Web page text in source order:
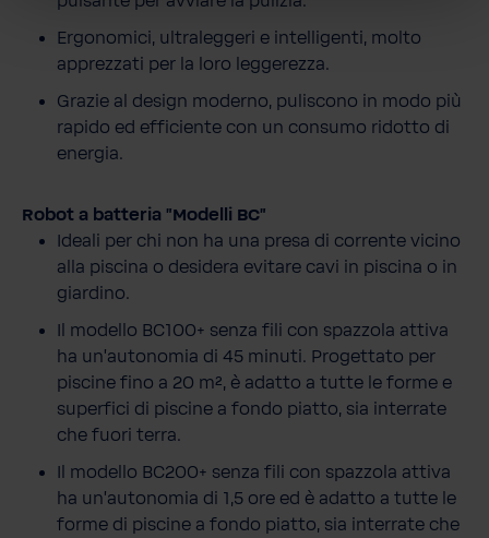
Ergonomici, ultraleggeri e intelligenti, molto
apprezzati per la loro leggerezza.
Grazie al design moderno, puliscono in modo più
rapido ed efficiente con un consumo ridotto di
energia.
Robot a batteria "Modelli BC"
Ideali per chi non ha una presa di corrente vicino
alla piscina o desidera evitare cavi in piscina o in
giardino.
Il modello BC100+ senza fili con spazzola attiva
ha un’autonomia di 45 minuti. Progettato per
piscine fino a 20 m², è adatto a tutte le forme e
superfici di piscine a fondo piatto, sia interrate
che fuori terra.
Il modello BC200+ senza fili con spazzola attiva
ha un’autonomia di 1,5 ore ed è adatto a tutte le
forme di piscine a fondo piatto, sia interrate che